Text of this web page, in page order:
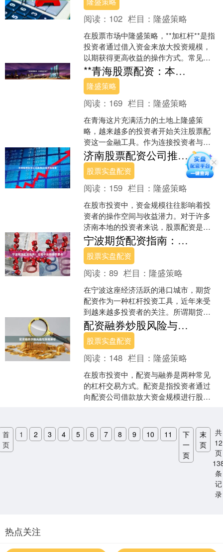
阅读： 102 栏目：隆盛策略
在股票市场中隆盛策略，**加杠杆**是指
投资者通过借入资金来放大投资规模，
以期获得更高收益的操作方式。常见的
形式包括融资融券、配资等。虽然杠杆
能放大收益，但同时....
**青海股票配资：本地资金方案**
隆盛策略
阅读： 169 栏目：隆盛策略
在青海这片充满活力的土地上隆盛策
略，越来越多的投资者开始关注股票配
资这一金融工具。作为连接投资者与资
本市场的桥梁，青海股票配资正以其独
特的本地化优势，为高原地区....
济南股票配资公司推荐|正规平台指南
股票实盘配资
阅读： 159 栏目：隆盛策略
在股市投资中，资金规模往往影响着投
资者的操作空间与收益潜力。对于许多
济南本地的投资者来说，股票配资是一
种常见的放大资金方式。然而，面对市
场上众多的配资公司，如何....
宁波期货配资指南：合规平台与操作要点
股票实盘配资
阅读：89 栏目：隆盛策略
在宁波这座经济活跃的港口城市，期货
配资作为一种杠杆投资工具，近年来受
到越来越多投资者的关注。所谓期货配
资，是指配资公司向投资者提供资金，
投资者以自有资金作为保证....
配资融券炒股风险与策略解析
股票实盘配资
阅读： 148 栏目：隆盛策略
在股市投资中，配资与融券是两种常见
的杠杆交易方式。配资是指投资者通过
向配资公司借款放大资金规模进行股票
首
页
1 2 3 4 5 6 7 8 9 10 11
下
一
页
末
页
共
12
页
条
记
录
热点关注